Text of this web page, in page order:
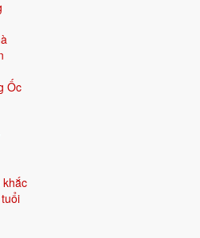
Ốc
khắc
theo tháng và
tuổi)
Xem
tốt - ngày xấu, hoặc nhập ngày
chủ.